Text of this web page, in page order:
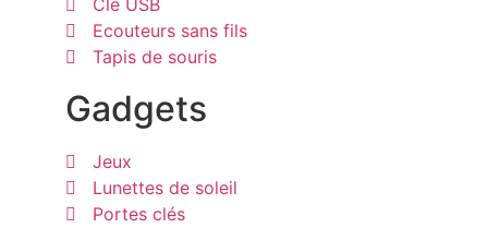
Clé USB
Ecouteurs sans fils
Tapis de souris
Gadgets
Jeux
Lunettes de soleil
Portes clés